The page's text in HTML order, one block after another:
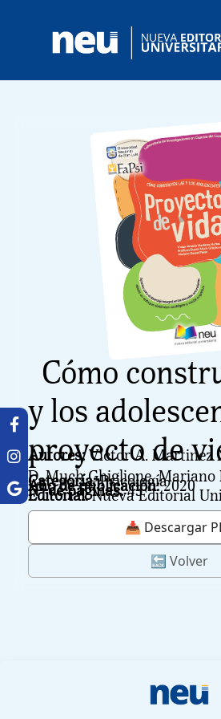
¿Cómo
y los
proyecto de
Autores:Víctor A. Martinez
D. Much Ghiglione, Mariano
Categoría:Psicología
Año de publicación:2020
N° de páginas:43
Editorial:Nueva Editorial
📥 Descargar
🔙 Volver